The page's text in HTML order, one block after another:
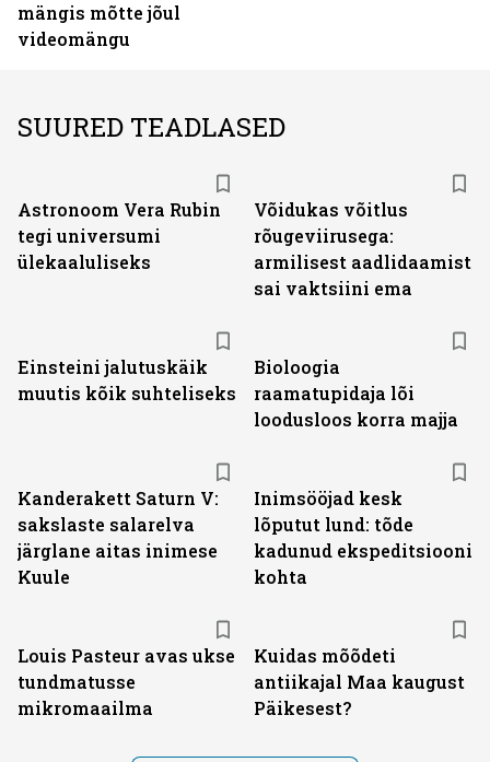
mängis mõtte jõul
videomängu
SUURED TEADLASED
Astronoom Vera Rubin
tegi universumi
ülekaaluliseks
Võidukas võitlus
rõugeviirusega:
armilisest aadlidaamist
sai vaktsiini ema
Einsteini jalutuskäik
muutis kõik suhteliseks
Bioloogia
raamatupidaja lõi
loodusloos korra majja
Kanderakett Saturn V:
sakslaste salarelva
järglane aitas inimese
Kuule
Inimsööjad kesk
lõputut lund: tõde
kadunud ekspeditsiooni
kohta
Louis Pasteur avas ukse
tundmatusse
mikromaailma
Kuidas mõõdeti
antiikajal Maa kaugust
Päikesest?